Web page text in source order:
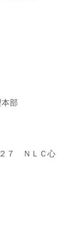
部
２７ ＮＬＣ心